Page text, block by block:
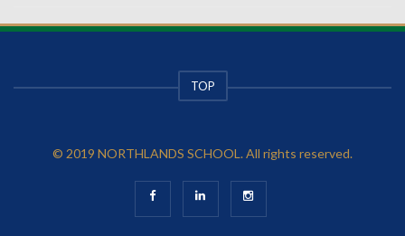
TOP
© 2019 NORTHLANDS SCHOOL. All rights reserved.